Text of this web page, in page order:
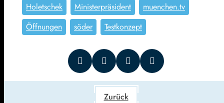
Holetschek
Ministerpräsident
muenchen.tv
Öffnungen
söder Testkonzept
Zurück